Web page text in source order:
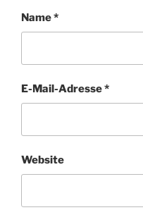
Name*
E-Mail-Adresse*
Website